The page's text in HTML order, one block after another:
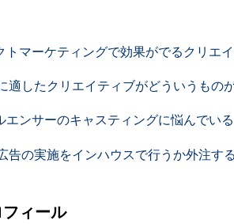
トマーケティングで効果がでるクリエ
適したクリエイティブがどういうもの
エンサーのキャスティングに悩んでいる
告の実施をインハウスで行うか外注す
ィール